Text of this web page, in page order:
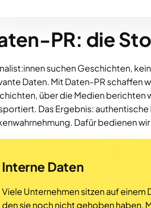
PR: die
suchen Geschichten,
Daten. Mit Daten-PR schaffen
über die Medien berichten
Das Ergebnis:
Dafür bedienen
Interne Daten
Viele Unternehmen sitzen auf einem
den sie noch nicht gehoben haben.